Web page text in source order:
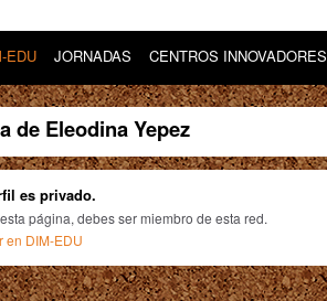
EDU JORNADAS CENTROS INNOVADORES
de Eleodina Yepez
es privado.
página, debes ser miembro de esta red.
en DIM-EDU